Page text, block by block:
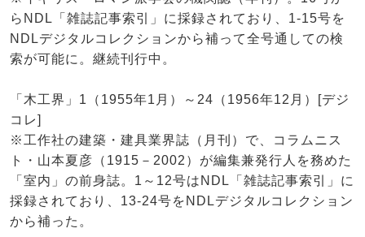
らNDL「雑誌記事索引」に採録されており、1-15号を
NDLデジタルコレクションから補って全号通しての検
索が可能に。継続刊行中。
「木工界」1（1955年1月）～24（1956年12月）[デジ
コレ]
※工作社の建築・建具業界誌（月刊）で、コラムニス
ト・山本夏彦（1915－2002）が編集兼発行人を務めた
「室内」の前身誌。1～12号はNDL「雑誌記事索引」に
採録されており、13-24号をNDLデジタルコレクション
から補った。